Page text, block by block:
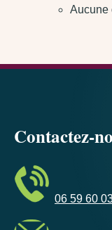
Aucune
Contactez-
06 59 60